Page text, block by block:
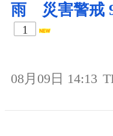
雨 災害警戒
1
08月09日 14:13